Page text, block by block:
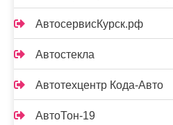
АвтосервисКурск.рф
Автостекла
Автотехцентр Кода-Авто
АвтоТон-19